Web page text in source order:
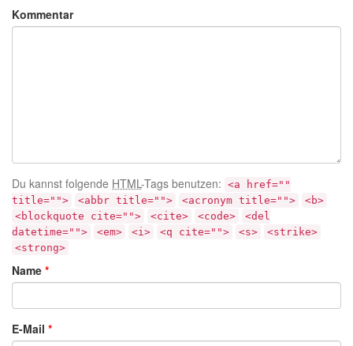
Kommentar
Du kannst folgende HTML-Tags benutzen: <a href=""
title="">
<abbr title=""> <acronym title="">
<b>
<blockquote cite="">
<cite> <code>
<del
datetime="">
<em> <i> <q cite=""> <s>
<strike>
<strong>
Name *
E-Mail *